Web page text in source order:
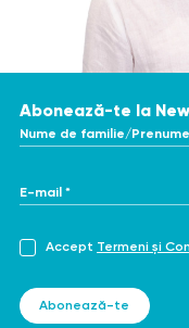
Abonează-te la
Nume de familie/
E-mail *
Accept Termeni și
Abonează-te